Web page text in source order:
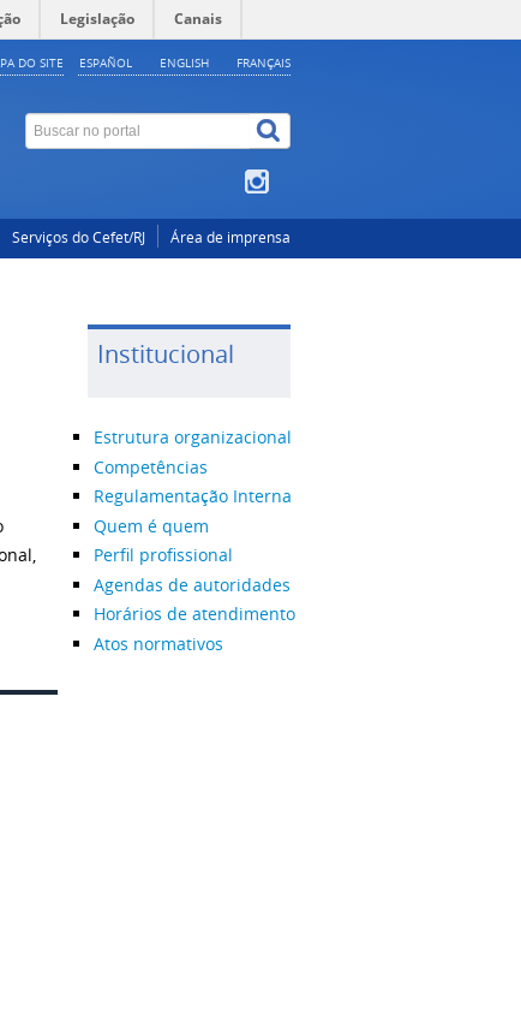
Legislação Canais
ESPAÑOL ENGLISH FRANÇAIS
DO SITE
Serviços do Cefet/RJ Área de imprensa
Institucional
Estrutura organizacional
Competências
Regulamentação Interna
Quem é quem
Perfil profissional
Agendas de autoridades
Horários de atendimento
Atos normativos